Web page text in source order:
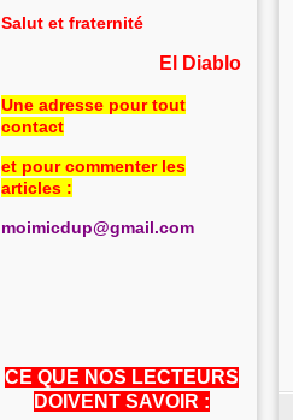
Salut et fraternité
El Diablo
Une adresse pour tout
contact
et pour commenter les
articles :
moimicdup@gmail.com
CE QUE NOS LECTEURS
DOIVENT SAVOIR :